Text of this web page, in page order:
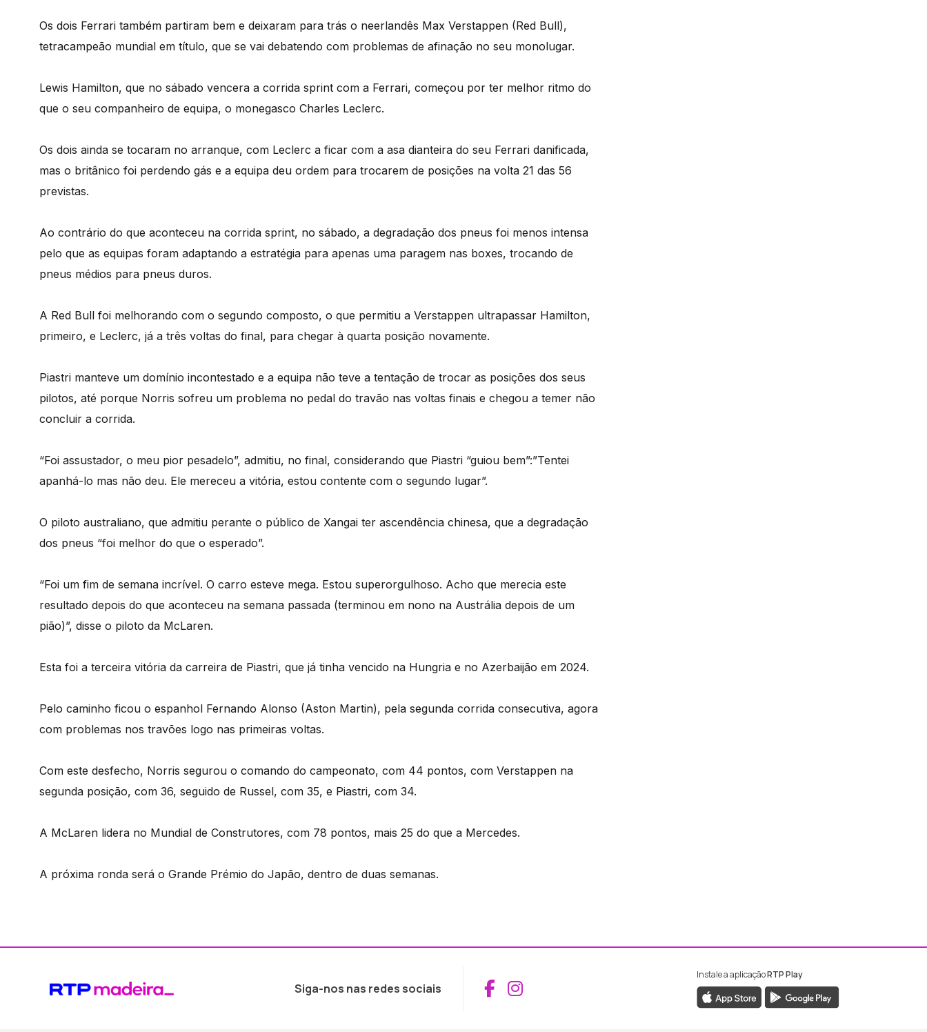
Os dois Ferrari também partiram bem e deixaram para trás o neerlandês Max Verstappen (Red Bull),
tetracampeão mundial em título, que se vai debatendo com problemas de afinação no seu monolugar.
Lewis Hamilton, que no sábado vencera a corrida sprint com a Ferrari, começou por ter melhor ritmo do
que o seu companheiro de equipa, o monegasco Charles Leclerc.
Os dois ainda se tocaram no arranque, com Leclerc a ficar com a asa dianteira do seu Ferrari danificada,
mas o britânico foi perdendo gás e a equipa deu ordem para trocarem de posições na volta 21 das 56
previstas.
Ao contrário do que aconteceu na corrida sprint, no sábado, a degradação dos pneus foi menos intensa
pelo que as equipas foram adaptando a estratégia para apenas uma paragem nas boxes, trocando de
pneus médios para pneus duros.
A Red Bull foi melhorando com o segundo composto, o que permitiu a Verstappen ultrapassar Hamilton,
primeiro, e Leclerc, já a três voltas do final, para chegar à quarta posição novamente.
Piastri manteve um domínio incontestado e a equipa não teve a tentação de trocar as posições dos seus
pilotos, até porque Norris sofreu um problema no pedal do travão nas voltas finais e chegou a temer não
concluir a corrida.
“Foi assustador, o meu pior pesadelo”, admitiu, no final, considerando que Piastri “guiou bem”:”Tentei
apanhá-lo mas não deu. Ele mereceu a vitória, estou contente com o segundo lugar”.
O piloto australiano, que admitiu perante o público de Xangai ter ascendência chinesa, que a degradação
dos pneus “foi melhor do que o esperado”.
“Foi um fim de semana incrível. O carro esteve mega. Estou superorgulhoso. Acho que merecia este
resultado depois do que aconteceu na semana passada (terminou em nono na Austrália depois de um
pião)”, disse o piloto da McLaren.
Esta foi a terceira vitória da carreira de Piastri, que já tinha vencido na Hungria e no Azerbaijão em 2024.
Pelo caminho ficou o espanhol Fernando Alonso (Aston Martin), pela segunda corrida consecutiva, agora
com problemas nos travões logo nas primeiras voltas.
Com este desfecho, Norris segurou o comando do campeonato, com 44 pontos, com Verstappen na
segunda posição, com 36, seguido de Russel, com 35, e Piastri, com 34.
A McLaren lidera no Mundial de Construtores, com 78 pontos, mais 25 do que a Mercedes.
A próxima ronda será o Grande Prémio do Japão, dentro de duas semanas.
Siga-nos nas redes sociais Aceder ao Facebook da RTP Madeira
Aceder ao Instagram da RTP Madeira
Instale a aplicaçãoRTP Play